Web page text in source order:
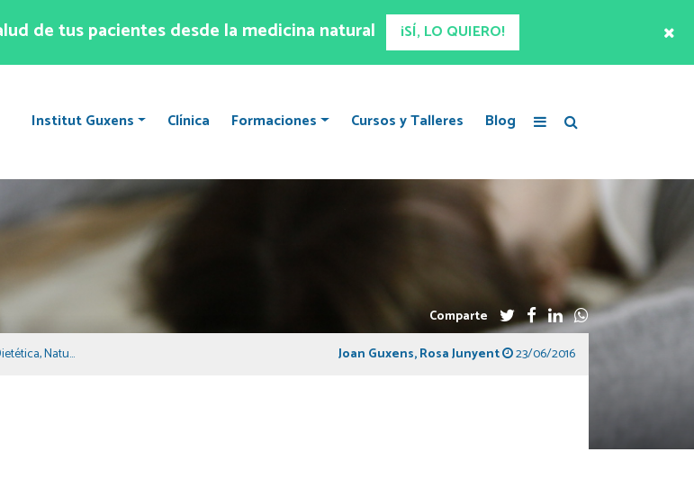
de tus pacientes desde la medicina natural ¡SÍ, LO QUIERO!
Institut Guxens Clínica Formaciones Cursos y Talleres Blog
Comparte
,Naturopatía Joan Guxens,Rosa Junyent 23/06/2016